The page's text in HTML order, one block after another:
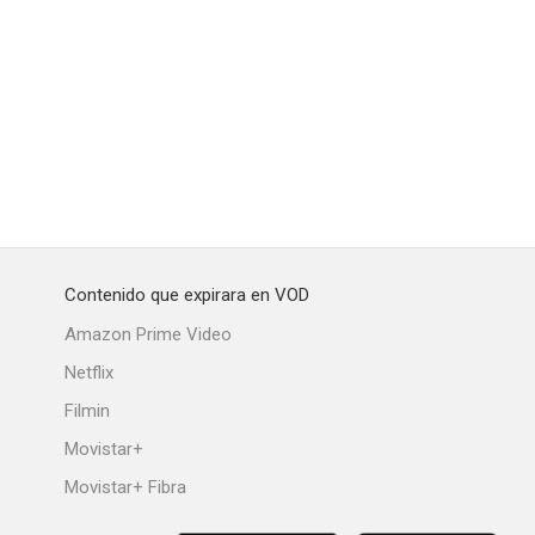
Contenido que expirara en VOD
Amazon Prime Video
Netflix
Filmin
Movistar+
Movistar+ Fibra